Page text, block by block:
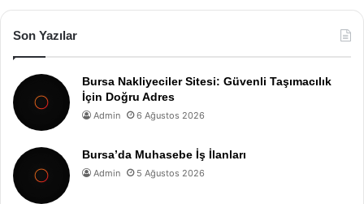
Son Yazılar
Bursa Nakliyeciler Sitesi: Güvenli Taşımacılık
İçin Doğru Adres
Admin 6 Ağustos 2026
Bursa’da Muhasebe İş İlanları
Admin 5 Ağustos 2026